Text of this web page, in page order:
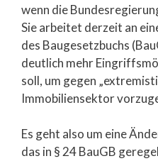
wenn die
Sie arbeitet derzeit an
des Baugesetzbuchs
deutlich mehr
soll, um gegen
Immobiliensektor
Es geht also um eine
das in § 24 BauGB